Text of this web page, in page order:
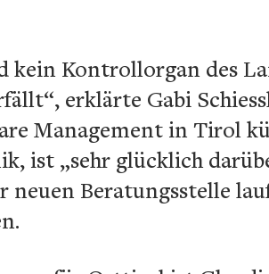
kein Kontrollorgan des
erklärte Gabi
Management in Tirol
ist „sehr glücklich
neuen Beratungsstelle